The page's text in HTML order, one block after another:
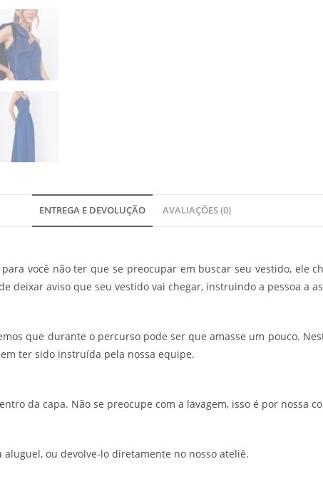
ENTREGA E DEVOLUÇÃO AVALIAÇÕES (0)
você não ter que se preocupar em buscar seu vestido, ele
deixar aviso que seu vestido vai chegar, instruindo a pessoa a
que durante o percurso pode ser que amasse um pouco.
ter sido instruída pela nossa equipe.
da capa. Não se preocupe com a lavagem, isso é por nossa
ou devolve-lo diretamente no nosso ateliê.